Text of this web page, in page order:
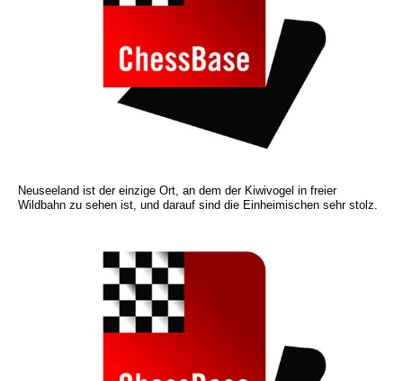
Neuseeland ist der einzige Ort, an dem der Kiwivogel in freier
Wildbahn zu sehen ist, und darauf sind die Einheimischen sehr stolz.